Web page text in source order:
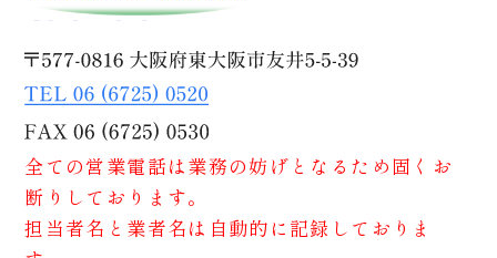
全ての営業電話は業務の妨げとなるため固くお
断りしております。
担当者名と業者名は自動的に記録しておりま